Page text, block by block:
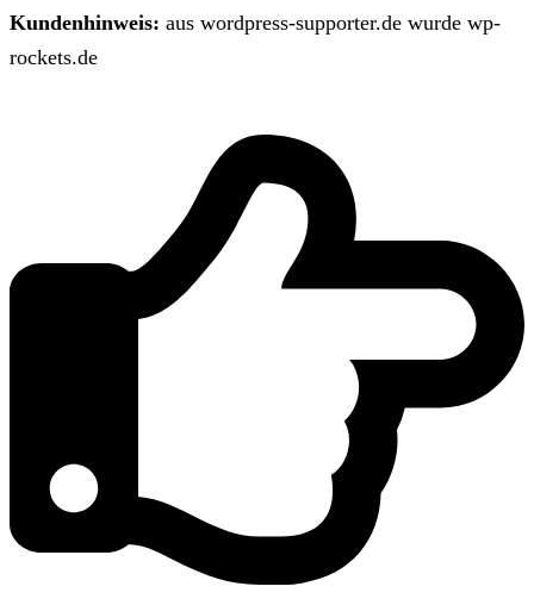
Kundenhinweis: aus wordpress-supporter.de wurde wp-
rockets.de